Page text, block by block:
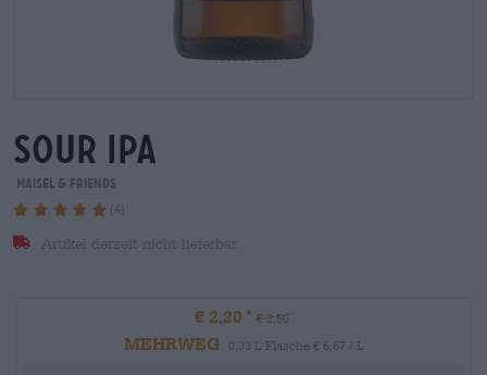
sour ipa
Maisel & Friends
(4)
Artikel derzeit nicht lieferbar
€ 2,20 € 2,50
MEHRWEG 0,33 L Flasche € 6,67 / L